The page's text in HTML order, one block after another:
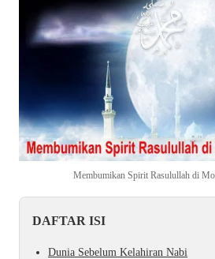
Membumikan Spirit Rasulullah di
DAFTAR ISI
Dunia Sebelum Kelahiran Nabi